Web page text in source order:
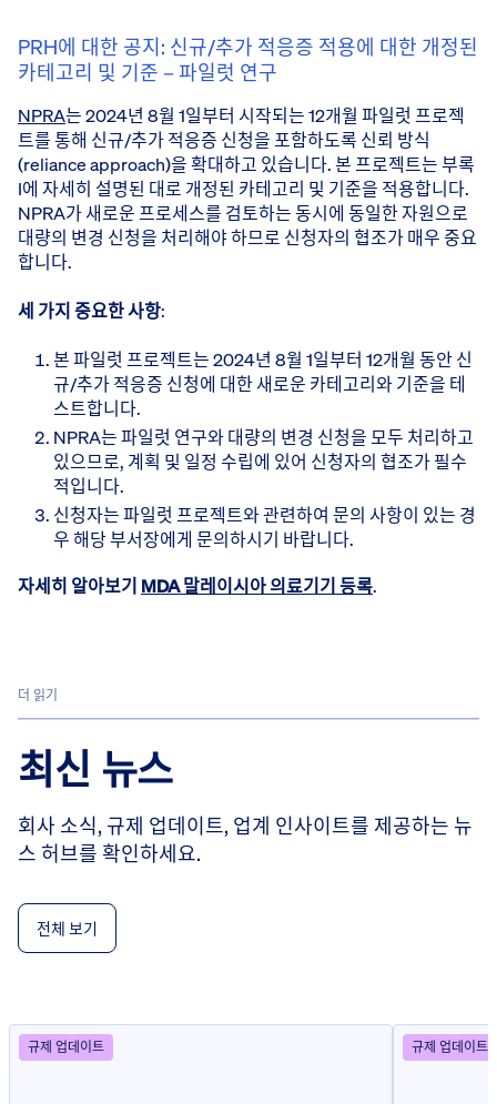
PRH에 대한 공지: 신규/추가 적응증 적용에 대한 개정된
카테고리 및 기준 – 파일럿 연구
NPRA는 2024년 8월 1일부터 시작되는 12개월 파일럿 프로젝
트를 통해 신규/추가 적응증 신청을 포함하도록 신뢰 방식
(reliance approach)을 확대하고 있습니다. 본 프로젝트는 부록
I에 자세히 설명된 대로 개정된 카테고리 및 기준을 적용합니다.
NPRA가 새로운 프로세스를 검토하는 동시에 동일한 자원으로
대량의 변경 신청을 처리해야 하므로 신청자의 협조가 매우 중요
합니다.
세 가지 중요한 사항:
본 파일럿 프로젝트는 2024년 8월 1일부터 12개월 동안 신
규/추가 적응증 신청에 대한 새로운 카테고리와 기준을 테
스트합니다.
NPRA는 파일럿 연구와 대량의 변경 신청을 모두 처리하고
있으므로, 계획 및 일정 수립에 있어 신청자의 협조가 필수
적입니다.
신청자는 파일럿 프로젝트와 관련하여 문의 사항이 있는 경
우 해당 부서장에게 문의하시기 바랍니다.
자세히 알아보기 MDA 말레이시아 의료기기 등록.
더 읽기
최신 뉴스
회사 소식, 규제 업데이트, 업계 인사이트를 제공하는 뉴
스 허브를 확인하세요.
전체 보기
규제 업데이트 규제 업데이트